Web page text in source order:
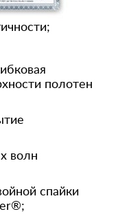
полотен
волн
спайки